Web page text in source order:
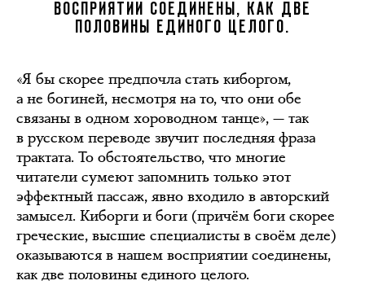
ВОСПРИЯТИИ СОЕДИНЕНЫ, КАК ДВЕ
ПОЛОВИНЫ ЕДИНОГО ЦЕЛОГО.
«Я бы скорее предпочла стать киборгом,
а не богиней, несмотря на то, что они обе
связаны в одном хороводном танце», — так
в русском переводе звучит последняя фраза
трактата. То обстоятельство, что многие
читатели сумеют запомнить только этот
эффектный пассаж, явно входило в авторский
замысел. Киборги и боги (причём боги скорее
греческие, высшие специалисты в своём деле)
оказываются в нашем восприятии соединены,
как две половины единого целого.